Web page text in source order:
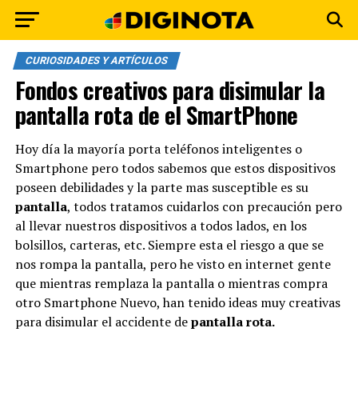
CURIOSIDADES Y ARTÍCULOS
Fondos creativos para disimular la
pantalla rota de el SmartPhone
Hoy día la mayoría porta teléfonos inteligentes o
Smartphone pero todos sabemos que estos dispositivos
poseen debilidades y la parte mas susceptible es su
pantalla, todos tratamos cuidarlos con precaución pero
al llevar nuestros dispositivos a todos lados, en los
bolsillos, carteras, etc. Siempre esta el riesgo a que se
nos rompa la pantalla, pero he visto en internet gente
que mientras remplaza la pantalla o mientras compra
otro Smartphone Nuevo, han tenido ideas muy creativas
para disimular el accidente depantalla rota.